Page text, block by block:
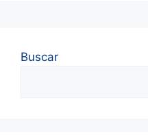
Buscar